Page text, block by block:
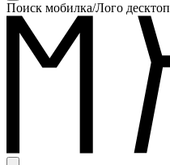
Поиск мобилка/Лого десктоп